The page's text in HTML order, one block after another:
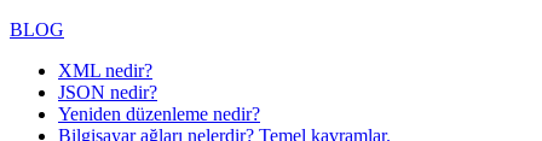
BLOG
XML nedir?
JSON nedir?
Yeniden düzenleme nedir?
Bilgisayar ağları nelerdir? Temel kavramlar.